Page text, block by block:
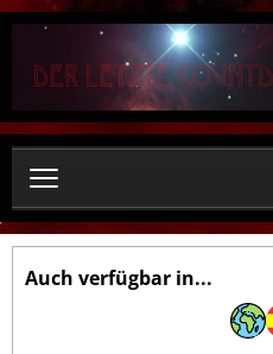
Auch verfügbar in...